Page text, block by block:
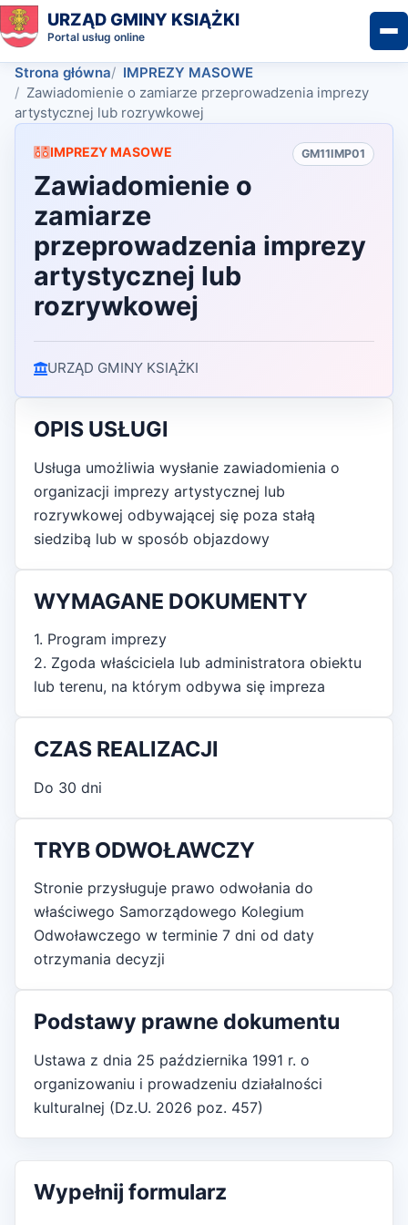
URZĄD GMINY KSIĄŻKI
Portal usług online
Strona główna
IMPREZY MASOWE
Zawiadomienie o zamiarze przeprowadzenia imprezy
artystycznej lub rozrywkowej
IMPREZY MASOWE GM11IMP01
Zawiadomienie o
zamiarze
przeprowadzenia imprezy
artystycznej lub
rozrywkowej
URZĄD GMINY KSIĄŻKI
OPIS USŁUGI
Usługa umożliwia wysłanie zawiadomienia o
organizacji imprezy artystycznej lub
rozrywkowej odbywającej się poza stałą
siedzibą lub w sposób objazdowy
WYMAGANE DOKUMENTY
1. Program imprezy
2. Zgoda właściciela lub administratora obiektu
lub terenu, na którym odbywa się impreza
CZAS REALIZACJI
Do 30 dni
TRYB ODWOŁAWCZY
Stronie przysługuje prawo odwołania do
właściwego Samorządowego Kolegium
Odwoławczego w terminie 7 dni od daty
otrzymania decyzji
Podstawy prawne dokumentu
Ustawa z dnia 25 października 1991 r. o
organizowaniu i prowadzeniu działalności
kulturalnej (Dz.U. 2026 poz. 457)
Wypełnij formularz